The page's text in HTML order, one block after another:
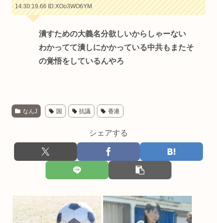
14:30:19.66ID:XOo3WO6YM
潰すための大義名分欲しいからしゃーない
わかってて潰しにかかっている中共もまたそ
の覚悟をしているんやろ
なんJ 国 抗議 香港
シェアする